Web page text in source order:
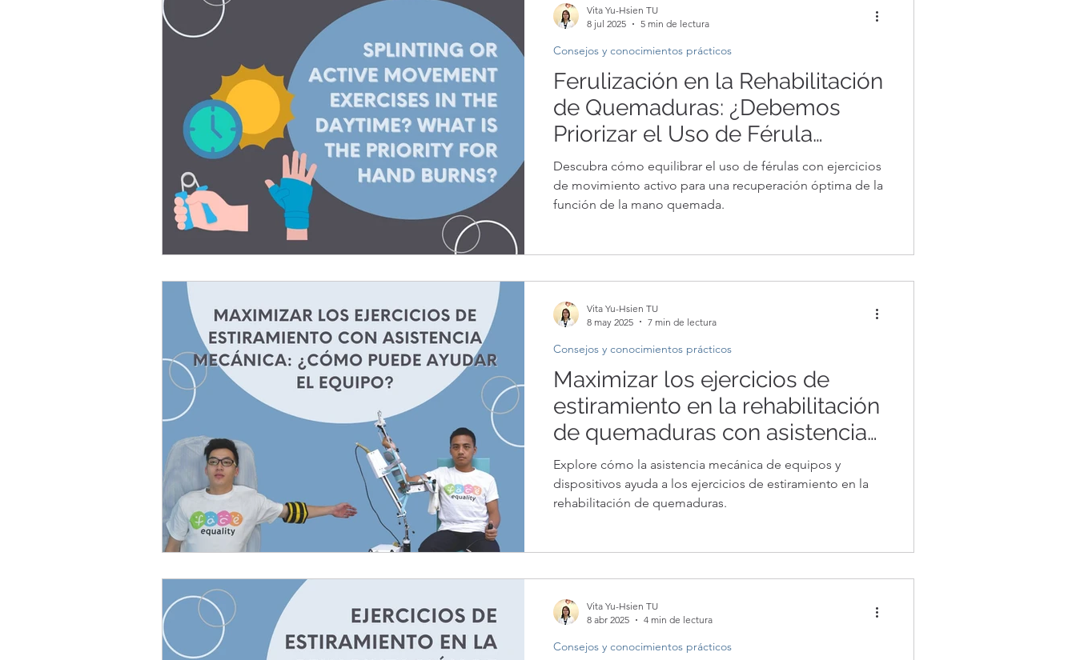
Ferulización en la Rehabilitación
de Quemaduras: ¿Debemos
Priorizar el Uso de Férula
Diurna o el Ejercicio?Equilibrar
la Férulas en la Rehabilitación
de la Mano Quemada con el
Descubra cómo equilibrar el uso de férulas con ejercicios
de movimiento activo para una recuperación óptima de la
función de la mano quemada.
Consejos y conocimientos prácticos
Vita Yu-Hsien TU
8 jul 2025
5 min de lectura
Maximizar los ejercicios de
estiramiento en la rehabilitación
de quemaduras con asistencia
mecánica: ¿cómo puede ayudar
el equipo?
Explore cómo la asistencia mecánica de equipos y
dispositivos ayuda a los ejercicios de estiramiento en la
rehabilitación de quemaduras.
Consejos y conocimientos prácticos
Vita Yu-Hsien TU
8 may 2025
7 min de lectura
Consejos y conocimientos prácticos
Vita Yu-Hsien TU
8 abr 2025
4 min de lectura